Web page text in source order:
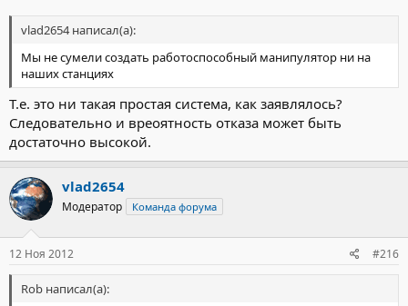
vlad2654 написал(а):
Мы не сумели создать работоспособный манипулятор ни на
наших станциях
Т.е. это ни такая простая система, как заявлялось?
Следовательно и вреоятность отказа может быть
достаточно высокой.
vlad2654
Модератор Команда форума
12 Ноя 2012 #216
Rob написал(а):